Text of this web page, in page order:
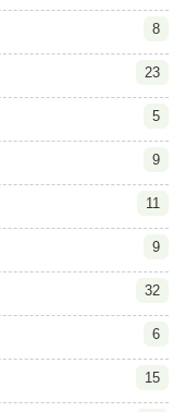
8
23
5
9
11
9
32
6
15